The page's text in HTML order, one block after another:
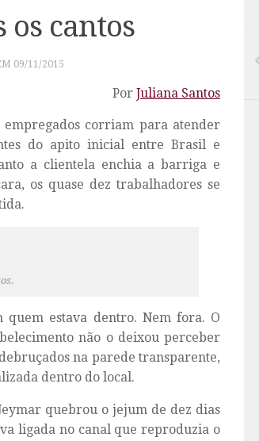
os cantos
09/11/2015
Por Juliana Santos
empregados corriam para atender
do apito inicial entre Brasil e
a clientela enchia a barriga e
os quase dez trabalhadores se
estava dentro. Nem fora. O
não o deixou perceber
na parede transparente,
dentro do local.
quebrou o jejum de dez dias
ligada no canal que reproduzia o